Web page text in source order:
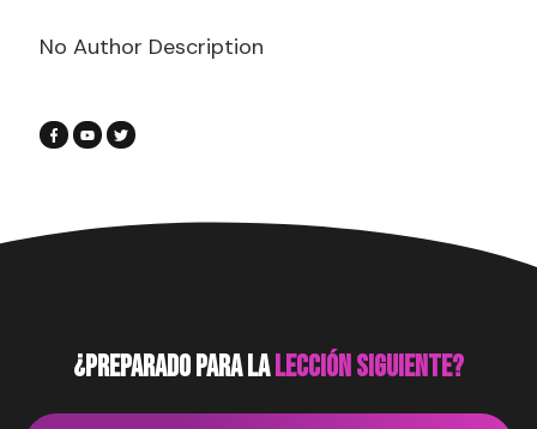
No Author Description
¿preparado para lalección siguiente?